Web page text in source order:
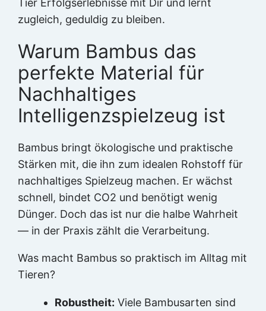
zugleich, geduldig zu bleiben.
Warum Bambus das
perfekte Material für
Nachhaltiges
Intelligenzspielzeug ist
Bambus bringt ökologische und praktische
Stärken mit, die ihn zum idealen Rohstoff für
nachhaltiges Spielzeug machen. Er wächst
schnell, bindet CO2 und benötigt wenig
Dünger. Doch das ist nur die halbe Wahrheit
— in der Praxis zählt die Verarbeitung.
Was macht Bambus so praktisch im Alltag mit
Tieren?
Robustheit: Viele Bambusarten sind